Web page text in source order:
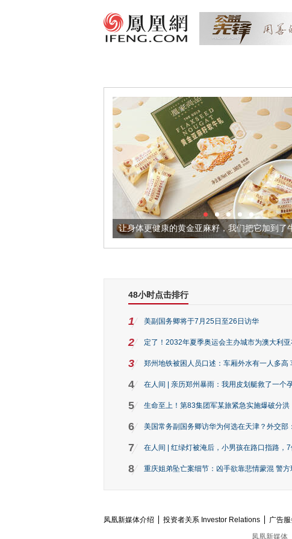
让身体更健康的黄金亚麻籽，我们把它加到了
48小时点击排行
1 美副国务卿将于7月25日至26日访华
2 定了！2032年夏季奥运会主办城市为澳大利
3 郑州地铁被困人员口述：车厢外水有一人多高
4 在人间 | 亲历郑州暴雨：我用皮划艇救了一个
5 生命至上！第83集团军某旅紧急实施爆破分洪
6 美国常务副国务卿访华为何选在天津？外交部
7 在人间 | 红绿灯被淹后，小男孩在路口指路，
8 重庆姐弟坠亡案细节：凶手欲靠悲情蒙混 警
凤凰新媒体介绍 投资者关系 Investor Relations 广告
凤凰新媒体